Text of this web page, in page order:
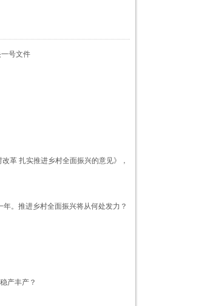
号文件
革 扎实推进乡村全面振兴的意见》，
。推进乡村全面振兴将从何处发力？
产丰产？